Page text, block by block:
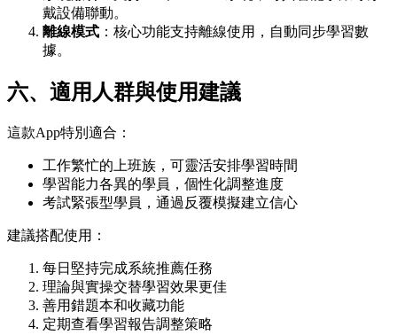
戴設備聯動。
離線模式 ：核心功能支持離線使用，自動同步學習數
據。
六、適用人群與使用建議
這款App特別適合：
工作繁忙的上班族，可靈活安排學習時間
學習能力各異的學員，個性化調整進度
考試緊張型學員，通過反覆模擬建立信心
建議搭配使用：
每日堅持完成系統推薦任務
理論與實操交替學習效果更佳
善用錯題本和收藏功能
定期查看學習報告調整策略